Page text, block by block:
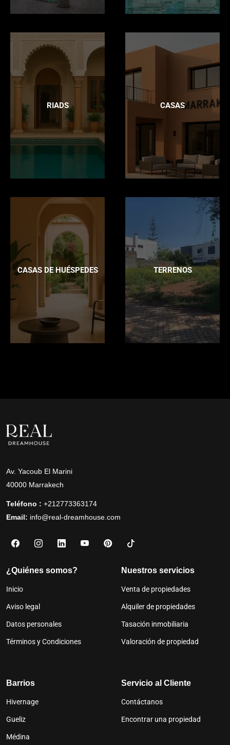
RIADS CASAS
CASAS DE HUÉSPEDES TERRENOS
Av. Yacoub El Marini
40000 Marrakech
Teléfono : +212773363174
Email: info@real-dreamhouse.com
¿Quiénes somos?
Inicio
Aviso legal
Datos personales
Términos y Condiciones
Nuestros servicios
Venta de propiedades
Alquiler de propiedades
Tasación inmobiliaria
Valoración de propiedad
Barrios
Hivernage
Gueliz
Médina
Servicio al Cliente
Contáctanos
Encontrar una propiedad